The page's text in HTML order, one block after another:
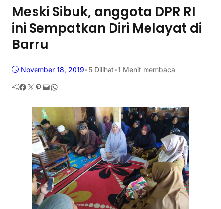
Meski Sibuk, anggota DPR RI
ini Sempatkan Diri Melayat di
Barru
November 18, 2019•5 Dilihat•1 Menit membaca
Facebook Twitter Pinterest Mail WhatsApp